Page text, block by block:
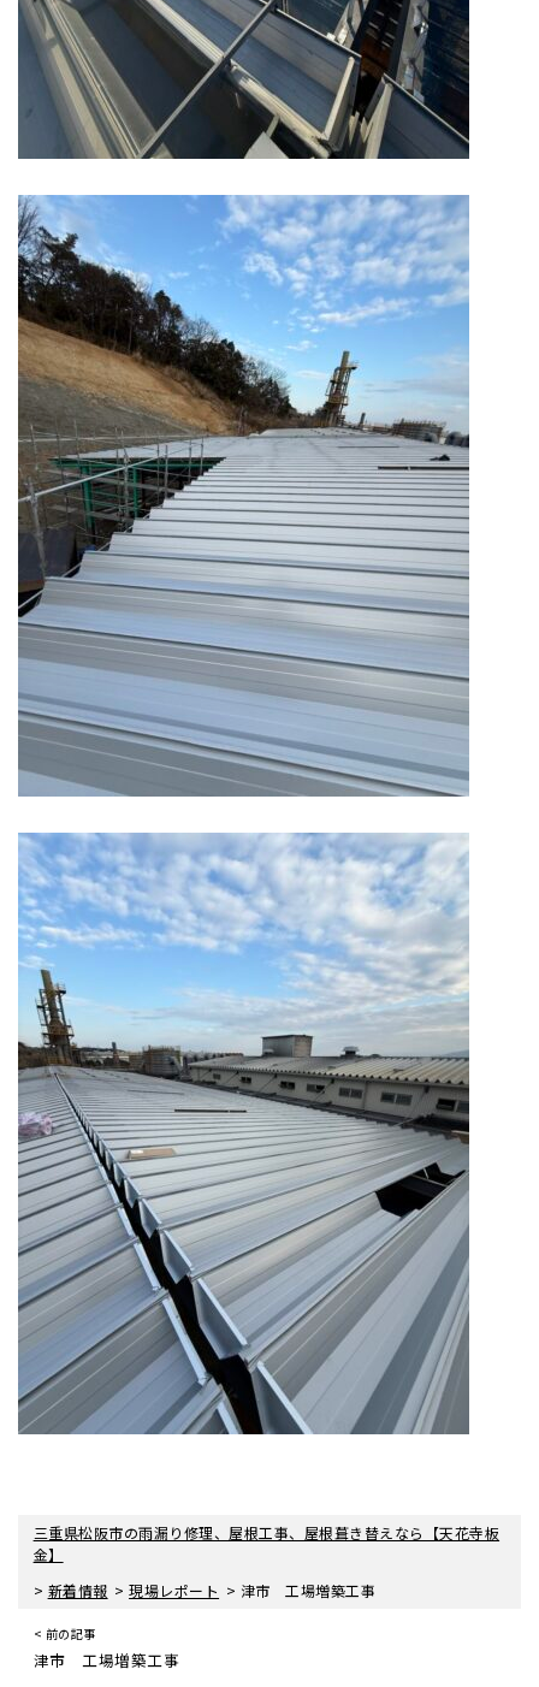
三重県松阪市の雨漏り修理、屋根工事、屋根葺き替えなら【天花寺板
金】
> 新着情報 >現場レポート > 津市 工場増築工事
< 前の記事
津市 工場増築工事